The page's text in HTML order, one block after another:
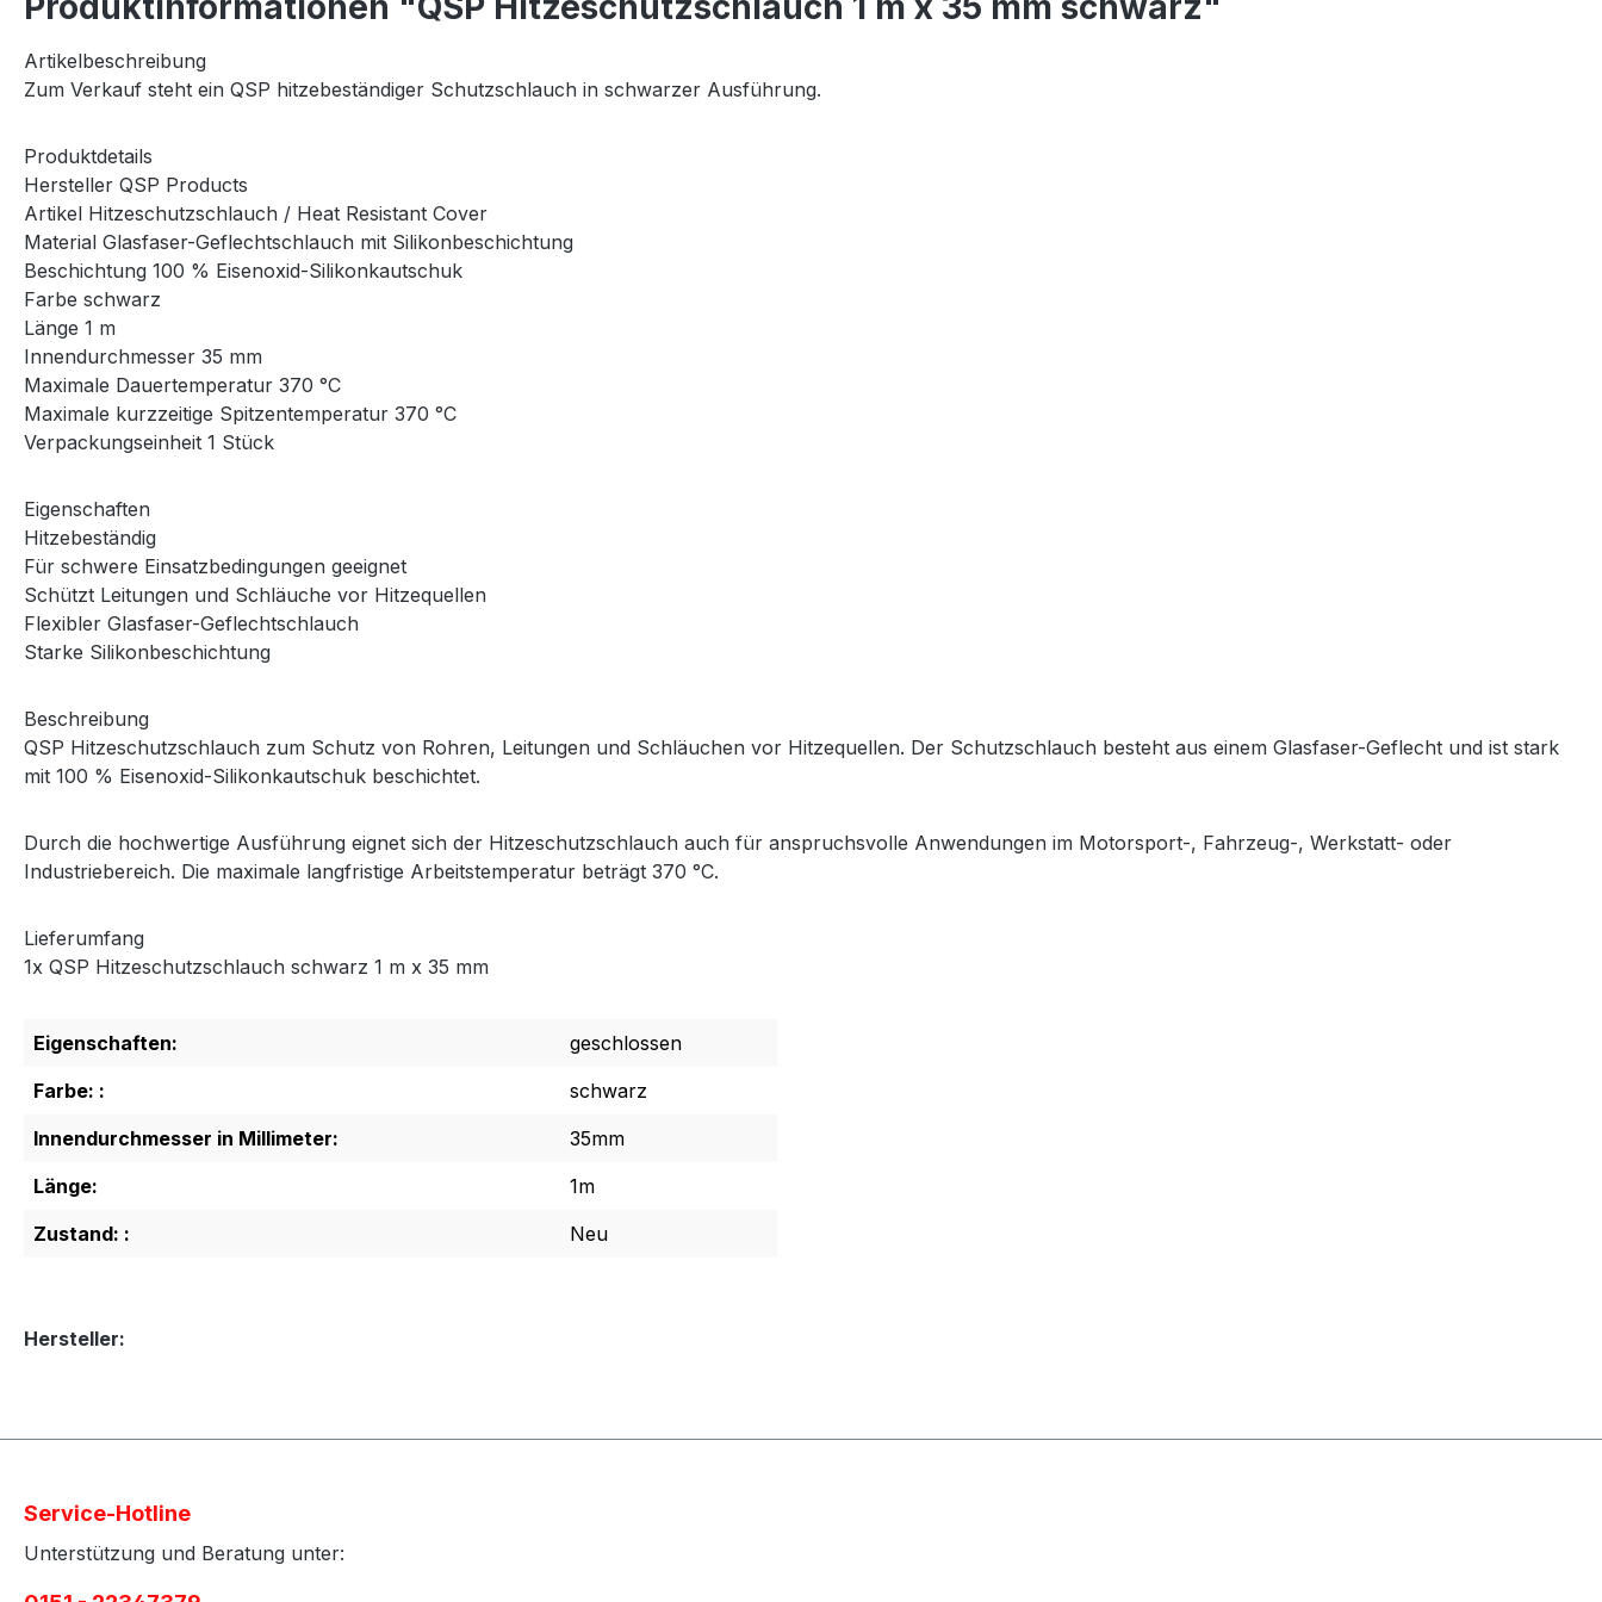
Artikelbeschreibung
Zum Verkauf steht ein QSP hitzebeständiger Schutzschlauch in schwarzer Ausführung.
Produktdetails
Hersteller QSP Products
Artikel Hitzeschutzschlauch / Heat Resistant Cover
Material Glasfaser-Geflechtschlauch mit Silikonbeschichtung
Beschichtung 100 % Eisenoxid-Silikonkautschuk
Farbe schwarz
Länge 1 m
Innendurchmesser 35 mm
Maximale Dauertemperatur 370 °C
Maximale kurzzeitige Spitzentemperatur 370 °C
Verpackungseinheit 1 Stück
Eigenschaften
Hitzebeständig
Für schwere Einsatzbedingungen geeignet
Schützt Leitungen und Schläuche vor Hitzequellen
Flexibler Glasfaser-Geflechtschlauch
Starke Silikonbeschichtung
Beschreibung
QSP Hitzeschutzschlauch zum Schutz von Rohren, Leitungen und Schläuchen vor Hitzequellen. Der Schutzschlauch besteht aus einem Glasfaser-Geflecht und ist stark
mit 100 % Eisenoxid-Silikonkautschuk beschichtet.
Durch die hochwertige Ausführung eignet sich der Hitzeschutzschlauch auch für anspruchsvolle Anwendungen im Motorsport-, Fahrzeug-, Werkstatt- oder
Industriebereich. Die maximale langfristige Arbeitstemperatur beträgt 370 °C.
Lieferumfang
1x QSP Hitzeschutzschlauch schwarz 1 m x 35 mm
Eigenschaften:
geschlossen
Farbe: :
schwarz
Innendurchmesser in Millimeter:
35mm
Länge:
1m
Zustand: :
Neu
Hersteller:
Service-Hotline
Unterstützung und Beratung unter: